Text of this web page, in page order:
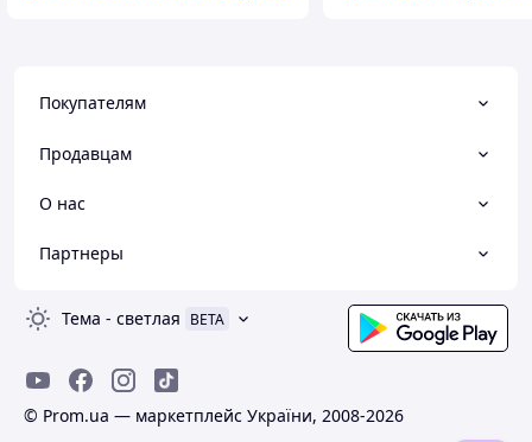
Покупателям
Продавцам
О нас
Партнеры
Тема - светлая BETA
© Prom.ua — маркетплейс України, 2008-2026